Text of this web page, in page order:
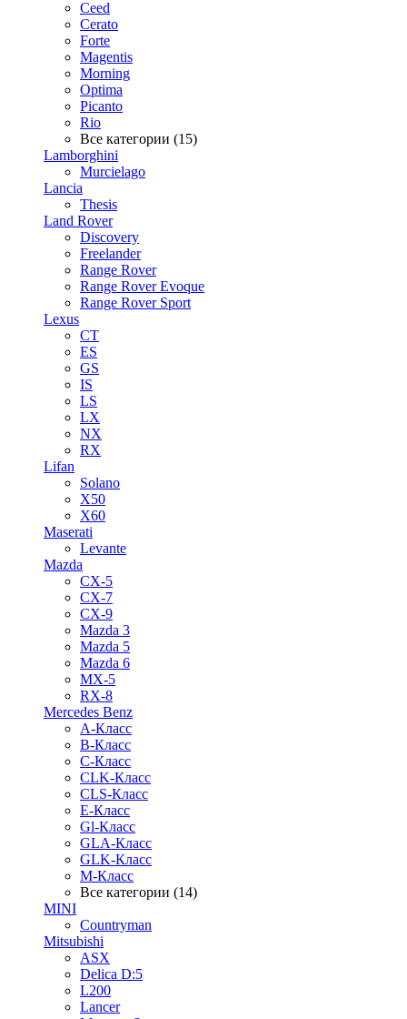
Ceed
Cerato
Forte
Magentis
Morning
Optima
Picanto
Rio
Все категории (15)
Lamborghini
Murcielago
Lancia
Thesis
Land Rover
Discovery
Freelander
Range Rover
Range Rover Evoque
Range Rover Sport
Lexus
CT
ES
GS
IS
LS
LX
NX
RX
Lifan
Solano
X50
X60
Maserati
Levante
Mazda
CX-5
CX-7
CX-9
Mazda 3
Mazda 5
Mazda 6
MX-5
RX-8
Mercedes Benz
A-Класс
B-Класс
C-Класс
CLK-Класс
CLS-Класс
E-Класс
Gl-Класс
GLA-Класс
GLK-Класс
M-Класс
Все категории (14)
MINI
Countryman
Mitsubishi
ASX
Delica D:5
L200
Lancer